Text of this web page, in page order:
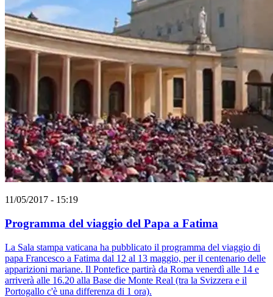
11/05/2017 - 15:19
Programma del viaggio del Papa a Fatima
La Sala stampa vaticana ha pubblicato il programma del viaggio di
papa Francesco a Fatima dal 12 al 13 maggio, per il centenario delle
apparizioni mariane. Il Pontefice partirà da Roma venerdì alle 14 e
arriverà alle 16.20 alla Base die Monte Real (tra la Svizzera e il
Portogallo c'è una differenza di 1 ora).